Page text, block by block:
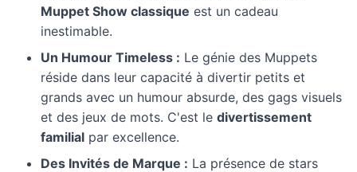
Muppet Show classique est un cadeau
inestimable.
Un Humour Timeless : Le génie des Muppets
réside dans leur capacité à divertir petits et
grands avec un humour absurde, des gags visuels
et des jeux de mots. C'est le divertissement
familial par excellence.
Des Invités de Marque : La présence de stars